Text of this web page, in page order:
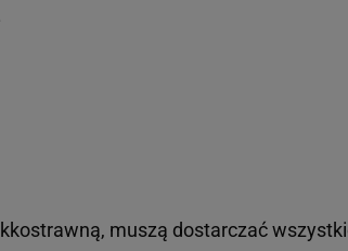
muszą dostarczać